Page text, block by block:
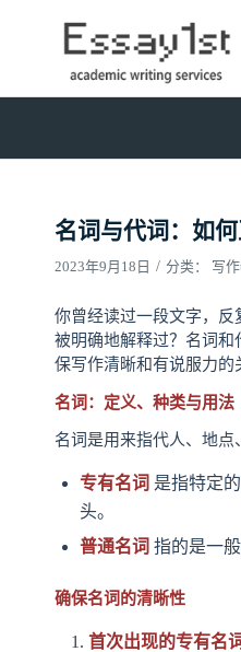
名词与代词：如
2023年9月18日 / 分类： 写
你曾经读过一段文字，反
被明确地解释过？名词
保写作清晰和有说服力的
名词：定义、种类与用法
名词是用来指代人、地点
专有名词 是指特定
头。
普通名词 指的是一
确保名词的清晰性
首次出现的专有名